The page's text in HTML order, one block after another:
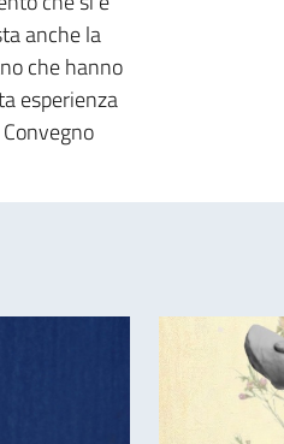
anche la
che hanno
esperienza